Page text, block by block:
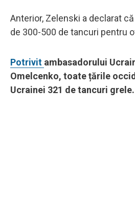
Anterior, Zelenski a declarat
de 300-500 de tancuri pentru
Potrivit ambasadorului
Omelcenko, toate țările
Ucrainei 321 de tancuri grele.